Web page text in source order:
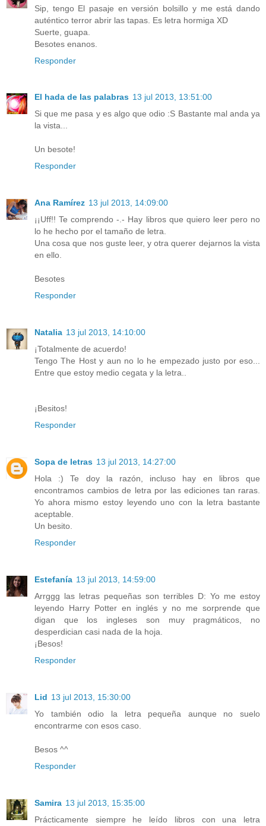
Sip, tengo El pasaje en versión bolsillo y me está dando
auténtico terror abrir las tapas. Es letra hormiga XD
Suerte, guapa.
Besotes enanos.
Responder
El hada de las palabras 13 jul 2013, 13:51:00
Si que me pasa y es algo que odio :S Bastante mal anda ya
la vista...
Un besote!
Responder
Ana Ramírez 13 jul 2013, 14:09:00
¡¡Uff!! Te comprendo -.- Hay libros que quiero leer pero no
lo he hecho por el tamaño de letra.
Una cosa que nos guste leer, y otra querer dejarnos la vista
en ello.
Besotes
Responder
Natalia 13 jul 2013, 14:10:00
¡Totalmente de acuerdo!
Tengo The Host y aun no lo he empezado justo por eso...
Entre que estoy medio cegata y la letra..
¡Besitos!
Responder
Sopa de letras 13 jul 2013, 14:27:00
Hola :) Te doy la razón, incluso hay en libros que
encontramos cambios de letra por las ediciones tan raras.
Yo ahora mismo estoy leyendo uno con la letra bastante
aceptable.
Un besito.
Responder
Estefanía 13 jul 2013, 14:59:00
Arrggg las letras pequeñas son terribles D: Yo me estoy
leyendo Harry Potter en inglés y no me sorprende que
digan que los ingleses son muy pragmáticos, no
desperdician casi nada de la hoja.
¡Besos!
Responder
Lid 13 jul 2013, 15:30:00
Yo también odio la letra pequeña aunque no suelo
encontrarme con esos caso.
Besos ^^
Responder
Samira 13 jul 2013, 15:35:00
Prácticamente siempre he leído libros con una letra